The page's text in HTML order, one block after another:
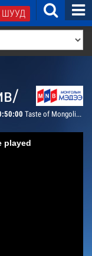
ШУУД
Taste of Mongolia: Kazakh Musician Sekei & Chef Ganbaa
played